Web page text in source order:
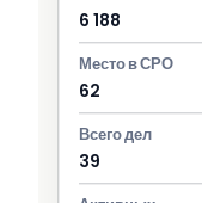
6 188
62
39